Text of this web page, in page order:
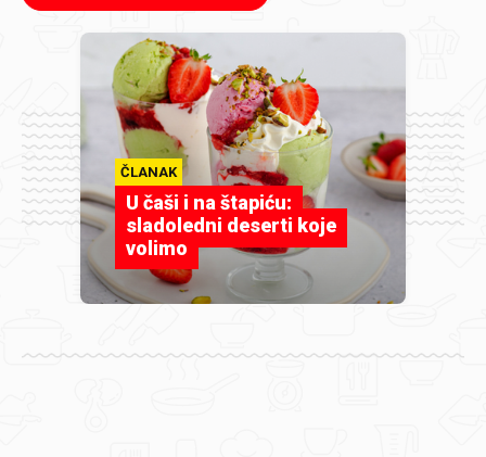
ČLANAK
U čaši i na štapiću:
sladoledni deserti koje
volimo